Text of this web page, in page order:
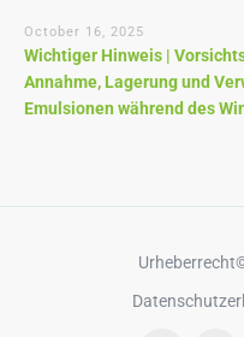
October 16, 2025
Wichtiger Hinweis |
Annahme, Lagerung und
Emulsionen während des